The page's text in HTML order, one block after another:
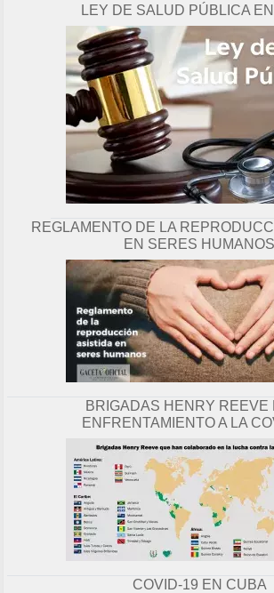
g
i
n
a
LEY DE SALUD PÚBLICA
REGLAMENTO DE LA
EN SERES HUMANOS
BRIGADAS HENRY REEVE
ENFRENTAMIENTO A LA
COVID-19 EN CUBA